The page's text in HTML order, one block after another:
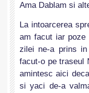
Ama Dablam si
La intoarcerea
am facut iar
zilei ne-a prins
facut-o pe traseul
amintesc aici
si yaci de-a